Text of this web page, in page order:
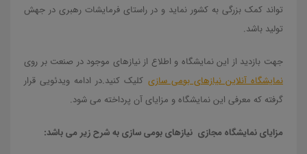
تواند کمک بزرگی به کشور نماید و در راستای فرمایشات رهبری در جهش
تولید باشد.
جهت بازدید از این نمایشگاه و اطلاع از نیازهای موجود در صنعت بر روی
نمایشگاه آنلاین نیازهای بومی سازی کلیک کنید.در ادامه ویدئویی قرار
گرفته که معرفی این نمایشگاه و مزایای آن پرداخته می شود.
مزایای نمایشگاه مجازی نیازهای بومی سازی به شرح زیر می باشد: